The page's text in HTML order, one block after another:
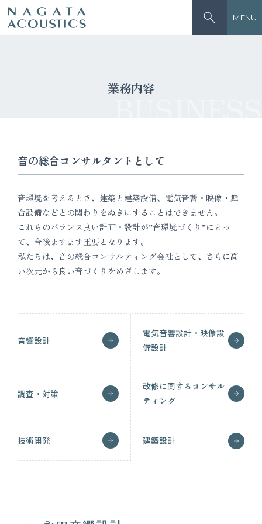
MENU
業務内容
BUSINESS
音の総合コンサルタントとして
音環境を考えるとき、建築と建築設備、電気音響・映像・舞
台設備などとの関わりをぬきにすることはできません。
これらのバランス良い計画・設計が”音環境づくり”にとっ
て、今後ますます重要となります。
私たちは、音の総合コンサルティング会社として、さらに高
い次元から良い音づくりをめざします。
音響設計
電気音響設計・映像設
備設計
調査・対策
改修に関するコンサル
ティング
技術開発 建築設計